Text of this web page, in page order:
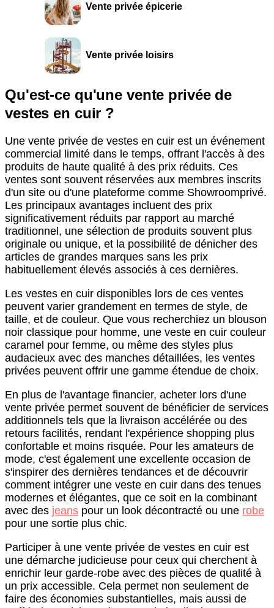
Vente privée épicerie
Vente privée loisirs
Qu'est-ce qu'une vente privée de
vestes en cuir ?
Une vente privée de vestes en cuir est un événement
commercial limité dans le temps, offrant l'accès à des
produits de haute qualité à des prix réduits. Ces
ventes sont souvent réservées aux membres inscrits
d'un site ou d'une plateforme comme Showroomprivé.
Les principaux avantages incluent des prix
significativement réduits par rapport au marché
traditionnel, une sélection de produits souvent plus
originale ou unique, et la possibilité de dénicher des
articles de grandes marques sans les prix
habituellement élevés associés à ces dernières.
Les vestes en cuir disponibles lors de ces ventes
peuvent varier grandement en termes de style, de
taille, et de couleur. Que vous recherchiez un blouson
noir classique pour homme, une veste en cuir couleur
caramel pour femme, ou même des styles plus
audacieux avec des manches détaillées, les ventes
privées peuvent offrir une gamme étendue de choix.
En plus de l'avantage financier, acheter lors d'une
vente privée permet souvent de bénéficier de services
additionnels tels que la livraison accélérée ou des
retours facilités, rendant l'expérience shopping plus
confortable et moins risquée. Pour les amateurs de
mode, c'est également une excellente occasion de
s'inspirer des dernières tendances et de découvrir
comment intégrer une veste en cuir dans des tenues
modernes et élégantes, que ce soit en la combinant
avec des jeans pour un look décontracté ou une robe
pour une sortie plus chic.
Participer à une vente privée de vestes en cuir est
une démarche judicieuse pour ceux qui cherchent à
enrichir leur garde-robe avec des pièces de qualité à
un prix accessible. Cela permet non seulement de
faire des économies substantielles, mais aussi de